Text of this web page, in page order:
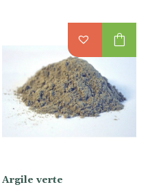
Argile verte
shopping_bag